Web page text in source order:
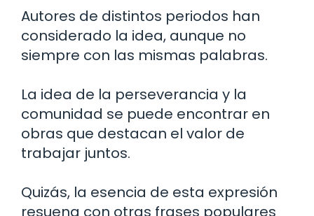
Autores de distintos periodos han
considerado la idea, aunque no
siempre con las mismas palabras.
La idea de la perseverancia y la
comunidad se puede encontrar en
obras que destacan el valor de
trabajar juntos.
Quizás, la esencia de esta expresión
resuena con otras frases populares